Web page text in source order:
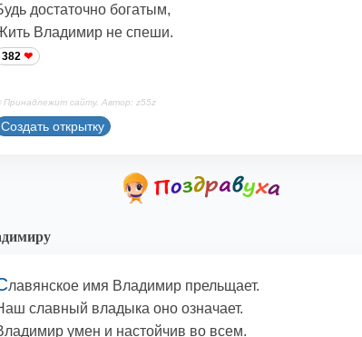
достаточно богатым,
Владимир не спеши.
382
Принадлежит сайту. Автор: z55z
Создать открытку
лавянское имя Владимир прельщает.
славный владыка оно означает.
умен и настойчив во всем.